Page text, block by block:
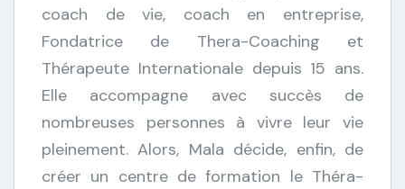
coach de vie, coach en entreprise,
Fondatrice de Thera-Coaching et
Thérapeute Internationale depuis 15 ans.
Elle accompagne avec succès de
nombreuses personnes à vivre leur vie
pleinement. Alors, Mala décide, enfin, de
créer un centre de formation le Théra-